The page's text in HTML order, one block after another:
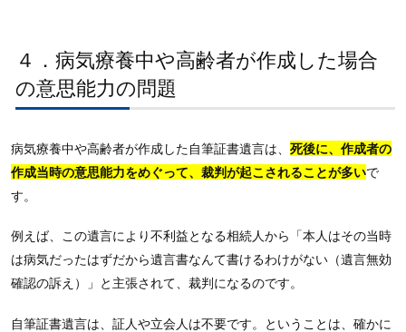
４．病気療養中や高齢者が作成した場合
の意思能力の問題
病気療養中や高齢者が作成した自筆証書遺言は、 死後に、作成者の
作成当時の意思能力をめぐって、裁判が起こされることが多いで
す。
例えば、この遺言により不利益となる相続人から「本人はその当時
は病気だったはずだから遺言書なんて書けるわけがない（遺言無効
確認の訴え）」と主張されて、裁判になるのです。
自筆証書遺言は、証人や立会人は不要です。ということは、確かに